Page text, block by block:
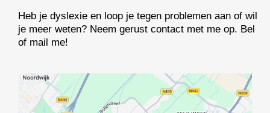
Heb je dyslexie en loop je tegen problemen aan of wil
je meer weten? Neem gerust contact met me op. Bel
of mail me!